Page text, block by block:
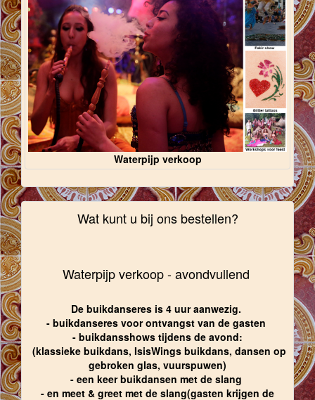
Waterpijp verkoop
Wat kunt u bij ons bestellen?
Waterpijp verkoop - avondvullend
De buikdanseres is 4 uur aanwezig.
- buikdanseres voor ontvangst van de gasten
- buikdansshows tijdens de avond:
(klassieke buikdans, IsisWings buikdans, dansen op
gebroken glas, vuurspuwen)
- een keer buikdansen met de slang
- en meet & greet met de slang(gasten krijgen de